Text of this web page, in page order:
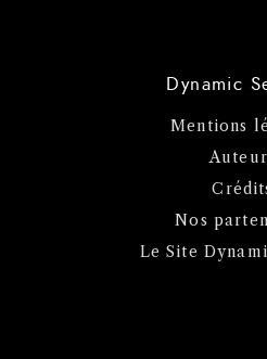
Dynamic
Mentions
Nos
Le Site